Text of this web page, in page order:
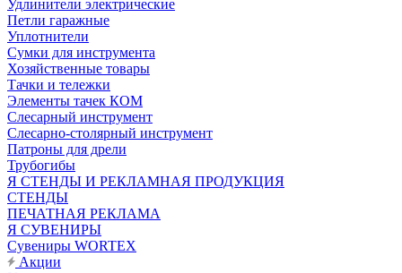
Удлинители электрические
Петли гаражные
Уплотнители
Сумки для инструмента
Хозяйственные товары
Тачки и тележки
Элементы тачек КОМ
Слесарный инструмент
Слесарно-столярный инструмент
Патроны для дрели
Трубогибы
Я СТЕНДЫ И РЕКЛАМНАЯ ПРОДУКЦИЯ
СТЕНДЫ
ПЕЧАТНАЯ РЕКЛАМА
Я СУВЕНИРЫ
Сувениры WORTEX
Акции